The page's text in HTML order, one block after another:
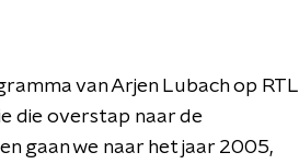
van Arjen Lubach op RTL
die overstap naar de
gaan we naar het jaar 2005,